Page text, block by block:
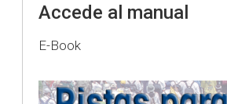
Accede al manual
E-Book